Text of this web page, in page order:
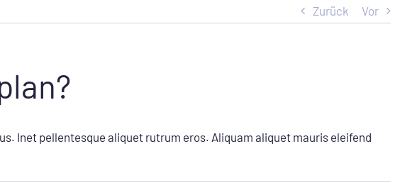
Zurück Vor
Inet pellentesque aliquet rutrum eros. Aliquam aliquet mauris eleifend